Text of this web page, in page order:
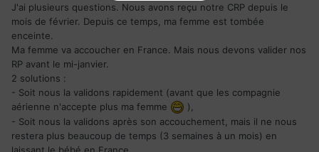
J'ai plusieurs questions. Nous avons reçu notre CRP depuis le
mois de février. Depuis ce temps, ma femme est tombée
enceinte.
Ma femme va accoucher en France. Mais nous devons valider nos
RP avant le mi-janvier.
2 solutions :
- Soit nous la validons rapidement (avant que les compagnie
aérienne n'accepte plus ma femme
),
- Soit nous la validons après son accouchement, mais il ne nous
restera plus beaucoup de temps (3 semaines à un mois) en